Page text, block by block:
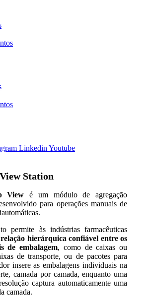
Linkedin Youtube
Station
View é um módulo de agregação
para operações manuais de
permite às indústrias farmacêuticas
relação hierárquica confiável entre os
de embalagem, como de caixas ou
de transporte, ou de pacotes para
insere as embalagens individuais na
camada por camada, enquanto uma
captura automaticamente uma
camada.